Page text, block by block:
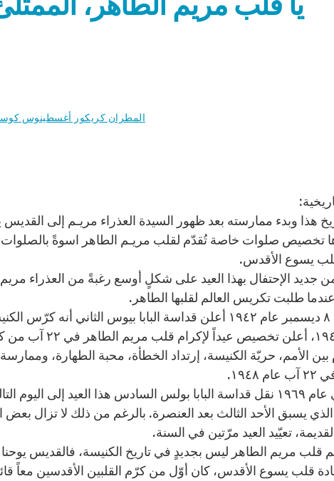
المطران كريكور أغسطينوس
تخصيص صلوات خاصة تُقدّم لقلب مريـم الطاهر اسوةً بالصلوات
يسوع الأقدس.
جديد الإحتفال بهذا العيد على شكلٍ أوسع رغبةً من العذراء
في يوم ٨ ديسمبر عام ١٩٤٢ أعلن قداسة البابا بيوس
العام ١٩٤٤،
بين الأمم، حريّة الكنيسة، إرتداد الخطأة، محبة الطهارة،
١٩٤٨.
لكن في عام ١٩٦٩ نقل قداسة البابا بولس السادس هذا العيد
يسبق الأحد الثالث بعد العنصرة. بالرغم من ذلك لا تزال بعض
القديمة، تعيّيد العيد مرّتين في السنة.
قلب يسوع الأقدس، كان أوّل من كرّم القلبين الأقدسين معاً